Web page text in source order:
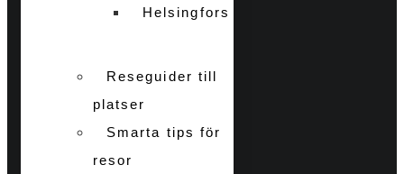
Helsingfors
Reseguider till
platser
Smarta tips för
resor